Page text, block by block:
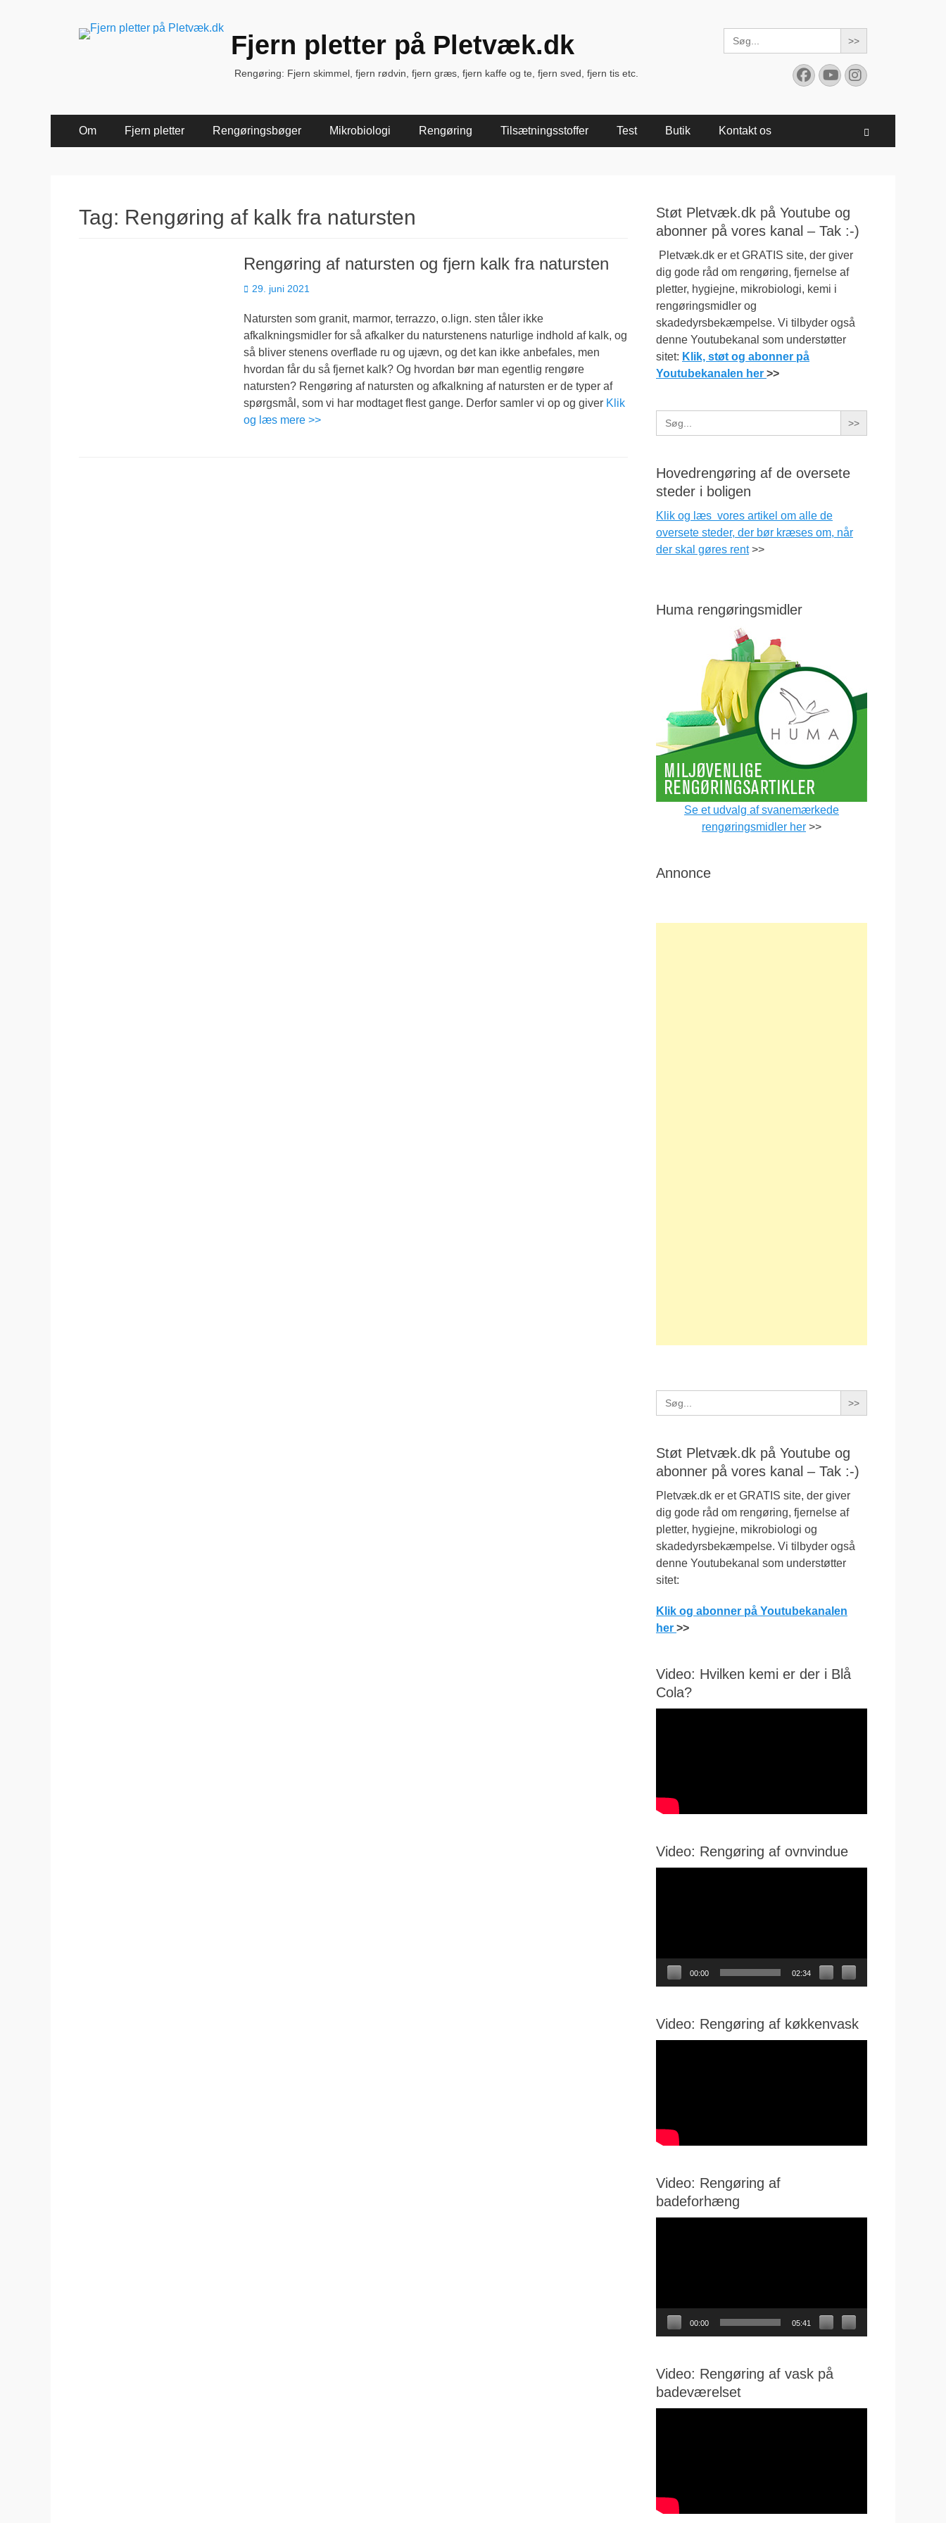
Fjern pletter på Pletvæk.dk
Rengøring: Fjern skimmel, fjern rødvin, fjern græs, fjern kaffe og te, fjern sved, fjern tis etc.
Search
for:
Facebook
YouTube
Instagram
Primær
Menu
Om Fjern pletter Rengøringsbøger Mikrobiologi Rengøring Tilsætningsstoffer Test Butik Kontakt os
Tag: Rengøring af kalk fra natursten
Rengøring af natursten og fjern kalk fra natursten
Udgivet
29. juni 2021
Natursten som granit, marmor, terrazzo, o.lign. sten tåler ikke
afkalkningsmidler for så afkalker du naturstenens naturlige indhold af kalk, og
så bliver stenens overflade ru og ujævn, og det kan ikke anbefales, men
hvordan får du så fjernet kalk? Og hvordan bør man egentlig rengøre
natursten? Rengøring af natursten og afkalkning af natursten er de typer af
spørgsmål, som vi har modtaget flest gange. Derfor samler vi op og giver Klik
og læs mere >>
Støt Pletvæk.dk på Youtube og
abonner på vores kanal – Tak :-)
Pletvæk.dk er et GRATIS site, der giver
dig gode råd om rengøring, fjernelse af
pletter, hygiejne, mikrobiologi, kemi i
rengøringsmidler og
skadedyrsbekæmpelse. Vi tilbyder også
denne Youtubekanal som understøtter
sitet: Klik, støt og abonner på
Youtubekanalen her >>
Search
for:
Hovedrengøring af de oversete
steder i boligen
Klik og læs vores artikel om alle de
oversete steder, der bør kræses om, når
der skal gøres rent>>
Huma rengøringsmidler
Se et udvalg af svanemærkede
rengøringsmidler her >>
Annonce
Search
for:
Støt Pletvæk.dk på Youtube og
abonner på vores kanal – Tak :-)
Pletvæk.dk er et GRATIS site, der giver
dig gode råd om rengøring, fjernelse af
pletter, hygiejne, mikrobiologi og
skadedyrsbekæmpelse. Vi tilbyder også
denne Youtubekanal som understøtter
sitet:
Klik og abonner på Youtubekanalen
her >>
Video: Hvilken kemi er der i Blå
Cola?
Video: Rengøring af ovnvindue
00:00 02:34
Video: Rengøring af køkkenvask
Video: Rengøring af
badeforhæng
00:00 05:41
Video: Rengøring af vask på
badeværelset